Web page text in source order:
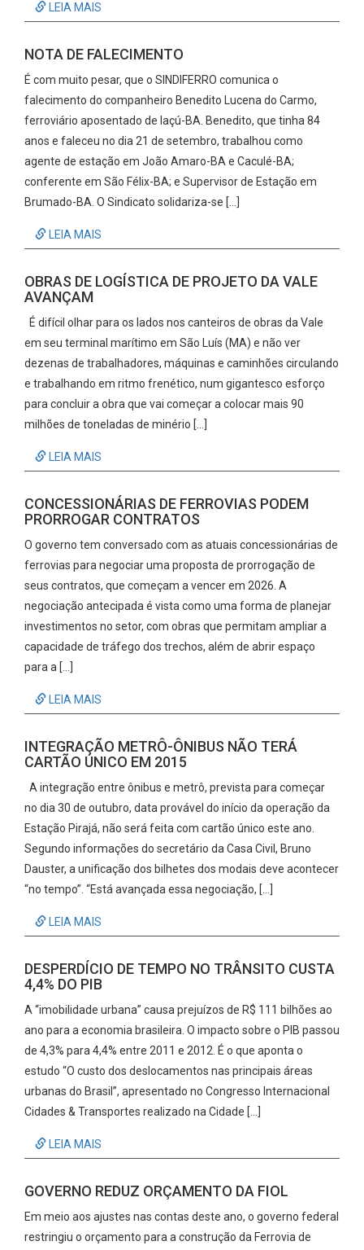
LEIA MAIS
NOTA DE FALECIMENTO
É com muito pesar, que o SINDIFERRO comunica o
falecimento do companheiro Benedito Lucena do Carmo,
ferroviário aposentado de Iaçú-BA. Benedito, que tinha 84
anos e faleceu no dia 21 de setembro, trabalhou como
agente de estação em João Amaro-BA e Caculé-BA;
conferente em São Félix-BA; e Supervisor de Estação em
Brumado-BA. O Sindicato solidariza-se […]
LEIA MAIS
OBRAS DE LOGÍSTICA DE PROJETO DA VALE
AVANÇAM
É difícil olhar para os lados nos canteiros de obras da Vale
em seu terminal marítimo em São Luís (MA) e não ver
dezenas de trabalhadores, máquinas e caminhões circulando
e trabalhando em ritmo frenético, num gigantesco esforço
para concluir a obra que vai começar a colocar mais 90
milhões de toneladas de minério […]
LEIA MAIS
CONCESSIONÁRIAS DE FERROVIAS PODEM
PRORROGAR CONTRATOS
O governo tem conversado com as atuais concessionárias de
ferrovias para negociar uma proposta de prorrogação de
seus contratos, que começam a vencer em 2026. A
negociação antecipada é vista como uma forma de planejar
investimentos no setor, com obras que permitam ampliar a
capacidade de tráfego dos trechos, além de abrir espaço
para a […]
LEIA MAIS
INTEGRAÇÃO METRÔ-ÔNIBUS NÃO TERÁ
CARTÃO ÚNICO EM 2015
A integração entre ônibus e metrô, prevista para começar
no dia 30 de outubro, data provável do início da operação da
Estação Pirajá, não será feita com cartão único este ano.
Segundo informações do secretário da Casa Civil, Bruno
Dauster, a unificação dos bilhetes dos modais deve acontecer
“no tempo”. “Está avançada essa negociação, […]
LEIA MAIS
DESPERDÍCIO DE TEMPO NO TRÂNSITO CUSTA
4,4% DO PIB
A “imobilidade urbana” causa prejuízos de R$ 111 bilhões ao
ano para a economia brasileira. O impacto sobre o PIB passou
de 4,3% para 4,4% entre 2011 e 2012. É o que aponta o
estudo “O custo dos deslocamentos nas principais áreas
urbanas do Brasil”, apresentado no Congresso Internacional
Cidades & Transportes realizado na Cidade […]
LEIA MAIS
GOVERNO REDUZ ORÇAMENTO DA FIOL
Em meio aos ajustes nas contas deste ano, o governo federal
restringiu o orçamento para a construção da Ferrovia de